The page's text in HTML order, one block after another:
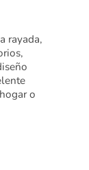
rayada,
o